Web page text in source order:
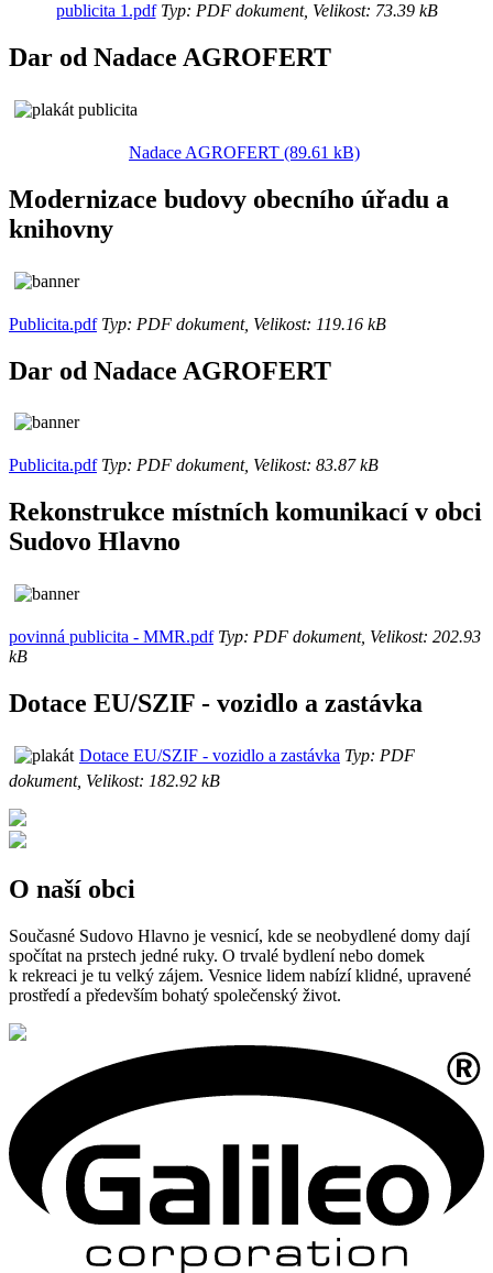
publicita 1.pdfTyp: PDF dokument, Velikost: 73.39 kB
Dar od Nadace AGROFERT
Nadace AGROFERT (89.61 kB)
Modernizace budovy obecního úřadu a
knihovny
Publicita.pdfTyp: PDF dokument, Velikost: 119.16 kB
Dar od Nadace AGROFERT
Publicita.pdfTyp: PDF dokument, Velikost: 83.87 kB
Rekonstrukce místních komunikací v obci
Sudovo Hlavno
povinná publicita - MMR.pdfTyp: PDF dokument, Velikost: 202.93
kB
Dotace EU/SZIF - vozidlo a zastávka
Dotace EU/SZIF - vozidlo a zastávka Typ: PDF
dokument, Velikost: 182.92 kB
O naší obci
Současné Sudovo Hlavno je vesnicí, kde se neobydlené domy dají
spočítat na prstech jedné ruky. O trvalé bydlení nebo domek
k rekreaci je tu velký zájem. Vesnice lidem nabízí klidné, upravené
prostředí a především bohatý společenský život.